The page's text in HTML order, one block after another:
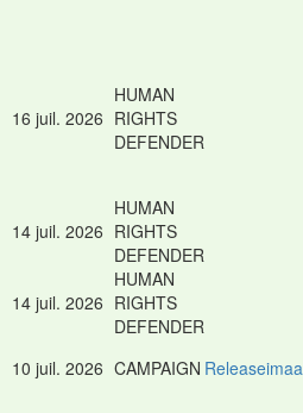
16 juil. 2026
HUMAN
RIGHTS
DEFENDER
14 juil. 2026
HUMAN
RIGHTS
DEFENDER
14 juil. 2026
HUMAN
RIGHTS
DEFENDER
10 juil. 2026 CAMPAIGN